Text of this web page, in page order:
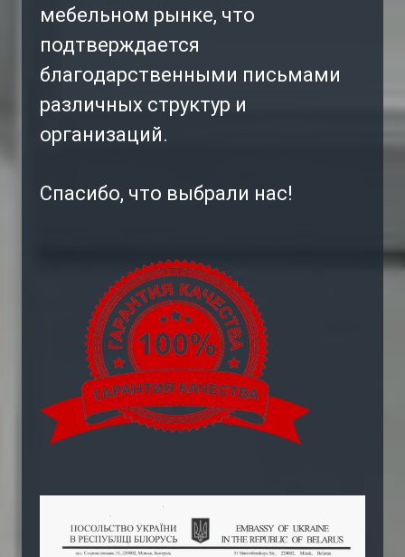
мебельном рынке, что
подтверждается
благодарственными письмами
различных структур и
организаций.
Спасибо, что выбрали нас!